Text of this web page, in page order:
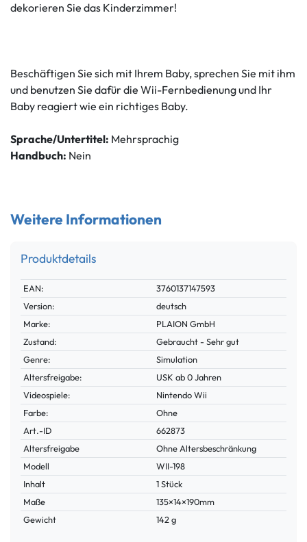
dekorieren Sie das Kinderzimmer!
Beschäftigen Sie sich mit Ihrem Baby, sprechen Sie mit ihm
und benutzen Sie dafür die Wii-Fernbedienung und Ihr
Baby reagiert wie ein richtiges Baby.
Sprache/Untertitel: Mehrsprachig
Handbuch: Nein
Weitere Informationen
Produktdetails
Technisches
Merkmal
Wert
EAN:
3760137147593
Version:
deutsch
Marke:
PLAION GmbH
Zustand:
Gebraucht - Sehr gut
Genre:
Simulation
Altersfreigabe:
USK ab 0 Jahren
Videospiele:
Nintendo Wii
Farbe:
Ohne
Technisches
Merkmal
Wert
Art.-ID
662873
Altersfreigabe
Ohne Altersbeschränkung
Modell
WII-198
Inhalt
1 Stück
Maße
135×14×190mm
Gewicht
142 g